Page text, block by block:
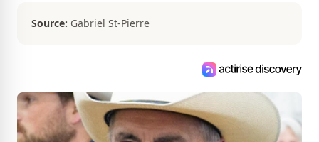
Source: Gabriel St-Pierre